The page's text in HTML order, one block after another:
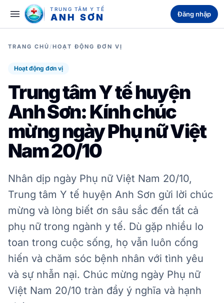
menu TRUNG TÂM Y TẾ
ANH SƠN Đăng nhập
TRANG CHỦ /HOẠT ĐỘNG ĐƠN VỊ
Hoạt động đơn vị
Trung tâm Y tế huyện
Anh Sơn: Kính chúc
mừng ngày Phụ nữ Việt
Nam 20/10
Nhân dịp ngày Phụ nữ Việt Nam 20/10,
Trung tâm Y tế huyện Anh Sơn gửi lời chúc
mừng và lòng biết ơn sâu sắc đến tất cả
phụ nữ trong ngành y tế. Dù gặp nhiều lo
toan trong cuộc sống, họ vẫn luôn cống
hiến và chăm sóc bệnh nhân với tình yêu
và sự nhẫn nại. Chúc mừng ngày Phụ nữ
Việt Nam 20/10 tràn đầy ý nghĩa và hạnh